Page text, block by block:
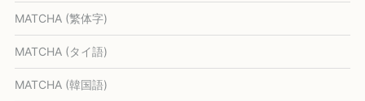
MATCHA (繁体字)
MATCHA (タイ語)
MATCHA (韓国語)